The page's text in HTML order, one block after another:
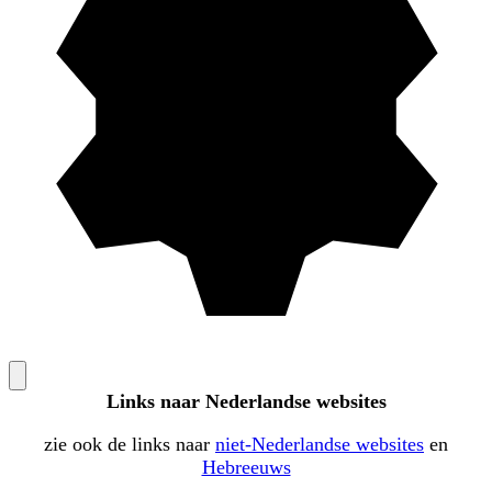
Links naar Nederlandse websites
zie ook de links naar niet-Nederlandse websites en
Hebreeuws